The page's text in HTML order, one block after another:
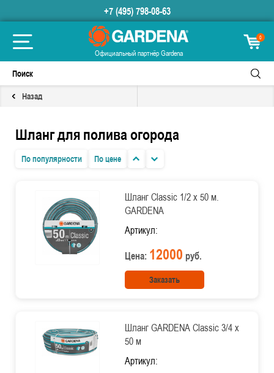
+7 (495) 798-08-63
Официальный партнёр Gardena
0
Назад
Шланг для полива огорода
По популярности По цене
Шланг Classic 1/2 х 50 м.
GARDENA
Артикул:
Цена: 12000 руб.
Заказать
Шланг GARDENA Classic 3/4 х
50 м
Артикул: